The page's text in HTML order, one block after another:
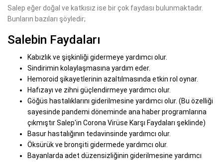
Salep eğer doğal ve katkısız ise bir çok faydası bulunmaktadır.
Bunların bazıları şöyledir;
Salebin Faydaları
Kabızlık ve şişkinliği gidermeye yardımcı olur.
Sindirimin kolaylaşmasına yardım eder.
Hemoroid şikayetlerinin azaltılmasında etkin rol oynar.
Hafızayı ve zihni güçlendirmeye yardımcı olur.
Göğüs hastalıklarını giderilmesine yardımcı olur. (Bu özelliği
sayesinde pandemi döneminde ana haber programlarına
çıkmıştır Salep'in Corona Virüse Karşı Faydaları şeklinde)
Basur hastalığının tedavinsinde yardımcı olur.
Öksürük ve bronşiti gidermede yardımcı olur.
Bayanlarda adet düzensizliğinin giderilmesine yardımcı